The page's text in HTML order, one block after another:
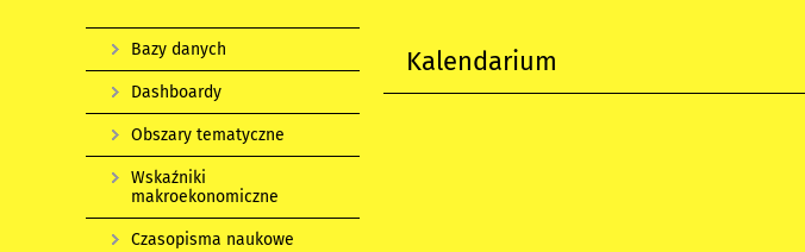
Kalendarium
Bazy danych
Dashboardy
Obszary tematyczne
Wskaźniki
makroekonomiczne
Czasopisma naukowe